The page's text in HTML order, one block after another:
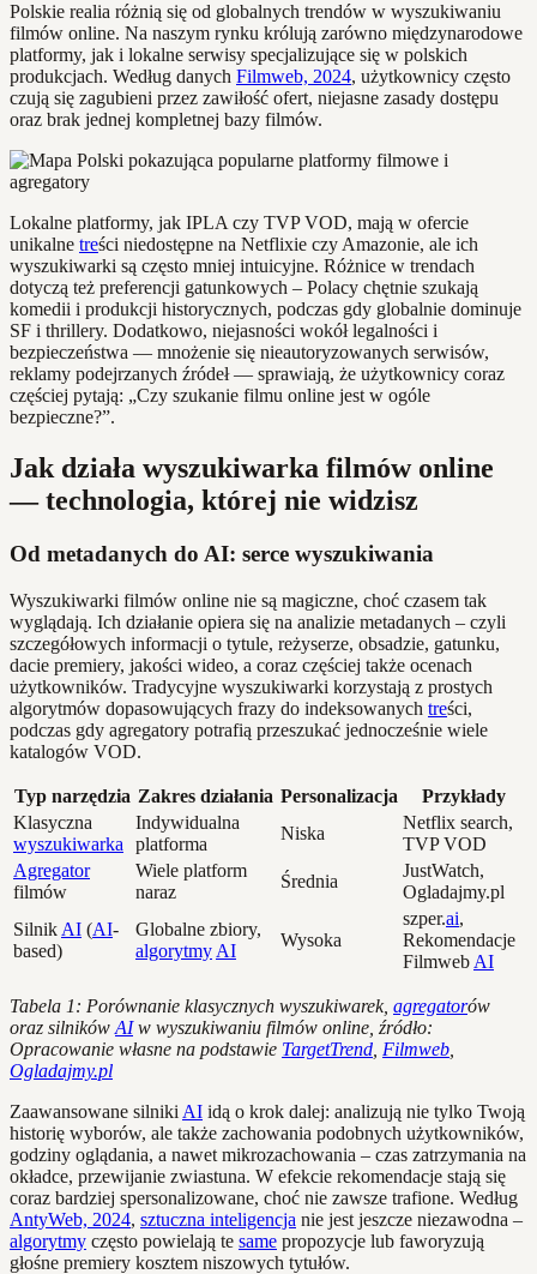
Polskie realia różnią się od globalnych trendów w wyszukiwaniu
filmów online. Na naszym rynku królują zarówno międzynarodowe
platformy, jak i lokalne serwisy specjalizujące się w polskich
produkcjach. Według danych Filmweb, 2024, użytkownicy często
czują się zagubieni przez zawiłość ofert, niejasne zasady dostępu
oraz brak jednej kompletnej bazy filmów.
Lokalne platformy, jak IPLA czy TVP VOD, mają w ofercie
unikalne treści niedostępne na Netflixie czy Amazonie, ale ich
wyszukiwarki są często mniej intuicyjne. Różnice w trendach
dotyczą też preferencji gatunkowych – Polacy chętnie szukają
komedii i produkcji historycznych, podczas gdy globalnie dominuje
SF i thrillery. Dodatkowo, niejasności wokół legalności i
bezpieczeństwa — mnożenie się nieautoryzowanych serwisów,
reklamy podejrzanych źródeł — sprawiają, że użytkownicy coraz
częściej pytają: „Czy szukanie filmu online jest w ogóle
bezpieczne?”.
Jak działa wyszukiwarka filmów online
— technologia, której nie widzisz
Od metadanych do AI: serce wyszukiwania
Wyszukiwarki filmów online nie są magiczne, choć czasem tak
wyglądają. Ich działanie opiera się na analizie metadanych – czyli
szczegółowych informacji o tytule, reżyserze, obsadzie, gatunku,
dacie premiery, jakości wideo, a coraz częściej także ocenach
użytkowników. Tradycyjne wyszukiwarki korzystają z prostych
algorytmów dopasowujących frazy do indeksowanych treści,
podczas gdy agregatory potrafią przeszukać jednocześnie wiele
katalogów VOD.
Typ narzędzia Zakres działania Personalizacja
Przykłady
Klasyczna
wyszukiwarka
Indywidualna
platforma
Niska
Netflix search,
TVP VOD
Agregator
filmów
Wiele platform
naraz
Średnia
JustWatch,
Ogladajmy.pl
Silnik AI (AI-
based)
Globalne zbiory,
algorytmy AI
Wysoka
szper.ai,
Rekomendacje
Filmweb AI
Tabela 1: Porównanie klasycznych wyszukiwarek, agregatorów
oraz silników AIw wyszukiwaniu filmów online, źródło:
Opracowanie własne na podstawie TargetTrend Filmweb
Ogladajmy.pl
Zaawansowane silniki AI idą o krok dalej: analizują nie tylko Twoją
historię wyborów, ale także zachowania podobnych użytkowników,
godziny oglądania, a nawet mikrozachowania – czas zatrzymania na
okładce, przewijanie zwiastuna. W efekcie rekomendacje stają się
coraz bardziej spersonalizowane, choć nie zawsze trafione. Według
AntyWeb, 2024, sztuczna inteligencja nie jest jeszcze niezawodna –
algorytmy często powielają te same propozycje lub faworyzują
głośne premiery kosztem niszowych tytułów.